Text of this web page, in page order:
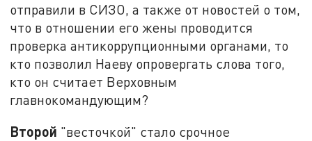
отправили в СИЗО, а также от новостей о том,
что в отношении его жены проводится
проверка антикоррупционными органами, то
кто позволил Наеву опровергать слова того,
кто он считает Верховным
главнокомандующим?
Второй "весточкой" стало срочное